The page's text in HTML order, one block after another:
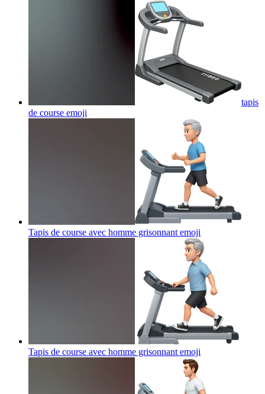
tapis
de course emoji
Tapis de course avec homme grisonnant emoji
Tapis de course avec homme grisonnant emoji